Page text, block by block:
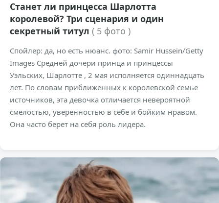
Станет ли принцесса Шарлотта
королевой? Три сценария и один
секретный титул ( 5 фото )
Спойлер: да, но есть нюанс. фото: Samir Hussein/Getty
Images Средней дочери принца и принцессы
Уэльских, Шарлотте , 2 мая исполняется одиннадцать
лет. По словам приближенных к королевской семье
источников, эта девочка отличается невероятной
смелостью, уверенностью в себе и бойким нравом.
Она часто берет на себя роль лидера.